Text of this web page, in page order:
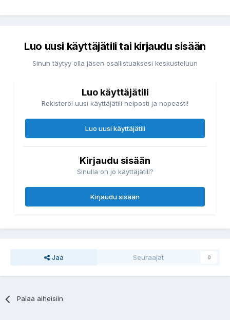
Luo uusi käyttäjätili tai kirjaudu sisään
Sinun täytyy olla jäsen osallistuaksesi keskusteluun
Luo käyttäjätili
Rekisteröi uusi käyttäjätili helposti ja nopeasti!
Luo uusi käyttäjätili
Kirjaudu sisään
Sinulla on jo käyttäjätili?
Kirjaudu sisään
Jaa Seuraajat 0
Palaa aiheisiin